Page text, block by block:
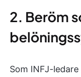
2. Beröm
Som INFJ-